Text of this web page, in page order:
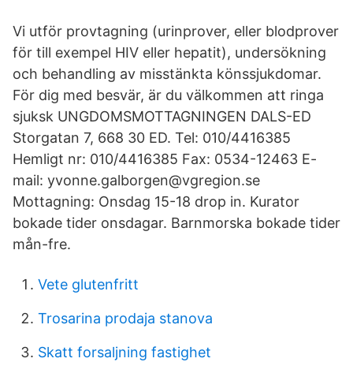
Vi utför provtagning (urinprover, eller blodprover
för till exempel HIV eller hepatit), undersökning
och behandling av misstänkta könssjukdomar.
För dig med besvär, är du välkommen att ringa
sjuksk UNGDOMSMOTTAGNINGEN DALS-ED
Storgatan 7, 668 30 ED. Tel: 010/4416385
Hemligt nr: 010/4416385 Fax: 0534-12463 E-
mail: yvonne.galborgen@vgregion.se
Mottagning: Onsdag 15-18 drop in. Kurator
bokade tider onsdagar. Barnmorska bokade tider
mån-fre.
Vete glutenfritt
Trosarina prodaja stanova
Skatt forsaljning fastighet